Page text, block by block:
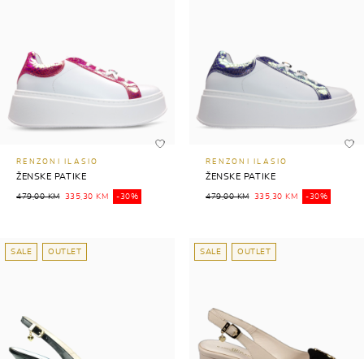
RENZONI ILASIO
ŽENSKE PATIKE
479,00 KM 335,30 KM -30%
RENZONI ILASIO
ŽENSKE PATIKE
479,00 KM 335,30 KM -30%
SALE OUTLET SALE OUTLET